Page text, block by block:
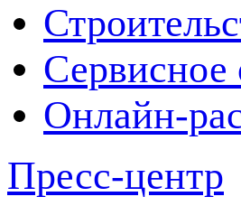
Сервисное
Онлайн-
Пресс-центр